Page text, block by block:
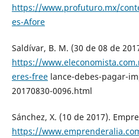
https://www.profuturo.mx/
es-Afore
Saldívar, B. M. (30 de 08 de
https://
eres-freelance-debes-pagar-
20170830-0096.html
Sánchez, X. (10 de 2017).
https://